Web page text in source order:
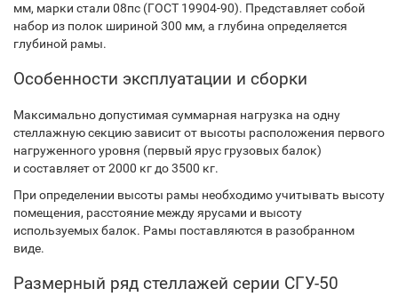
мм, марки стали 08пс (ГОСТ 19904-90). Представляет собой
набор из полок шириной 300 мм, а глубина определяется
глубиной рамы.
Особенности эксплуатации и сборки
Максимально допустимая суммарная нагрузка на одну
стеллажную секцию зависит от высоты расположения первого
нагруженного уровня (первый ярус грузовых балок)
и составляет от 2000 кг до 3500 кг.
При определении высоты рамы необходимо учитывать высоту
помещения, расстояние между ярусами и высоту
используемых балок. Рамы поставляются в разобранном
виде.
Размерный ряд стеллажей серии СГУ-50